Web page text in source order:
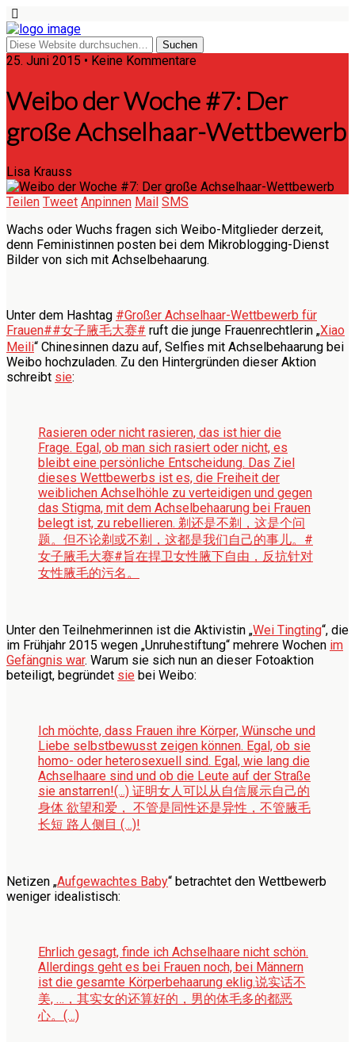
25. Juni 2015 • Keine Kommentare
Weibo der Woche #7: Der
große Achselhaar-Wettbewerb
Lisa Krauss
Teilen Tweet Anpinnen Mail SMS
Wachs oder Wuchs fragen sich Weibo-Mitglieder derzeit,
denn Feministinnen posten bei dem Mikroblogging-Dienst
Bilder von sich mit Achselbehaarung.
Unter dem Hashtag #Großer Achselhaar-Wettbewerb für
Frauen##女子腋毛大赛# ruft die junge Frauenrechtlerin „Xiao
Meili“ Chinesinnen dazu auf, Selfies mit Achselbehaarung bei
Weibo hochzuladen. Zu den Hintergründen dieser Aktion
schreibt sie:
Rasieren oder nicht rasieren, das ist hier die
Frage. Egal, ob man sich rasiert oder nicht, es
bleibt eine persönliche Entscheidung. Das Ziel
dieses Wettbewerbs ist es, die Freiheit der
weiblichen Achselhöhle zu verteidigen und gegen
das Stigma, mit dem Achselbehaarung bei Frauen
belegt ist, zu rebellieren. 剃还是不剃，这是个问
题。但不论剃或不剃，这都是我们自己的事儿。#
女子腋毛大赛#旨在捍卫女性腋下自由，反抗针对
女性腋毛的污名。
Unter den Teilnehmerinnen ist die Aktivistin „Wei Tingting“, die
im Frühjahr 2015 wegen „Unruhestiftung“ mehrere Wochen im
Gefängnis war. Warum sie sich nun an dieser Fotoaktion
beteiligt, begründet sie bei Weibo:
Ich möchte, dass Frauen ihre Körper, Wünsche und
Liebe selbstbewusst zeigen können. Egal, ob sie
homo- oder heterosexuell sind. Egal, wie lang die
Achselhaare sind und ob die Leute auf der Straße
sie anstarren!(...) 证明女人可以从自信展示自己的
身体 欲望和爱， 不管是同性还是异性，不管腋毛
长短 路人侧目 (…)!
Netizen „Aufgewachtes Baby“ betrachtet den Wettbewerb
weniger idealistisch:
Ehrlich gesagt, finde ich Achselhaare nicht schön.
Allerdings geht es bei Frauen noch, bei Männern
ist die gesamte Körperbehaarung eklig.说实话不
美, …，其实女的还算好的，男的体毛多的都恶
心。(…)